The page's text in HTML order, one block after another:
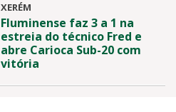
XERÉM
Fluminense faz 3 a 1 na
estreia do técnico Fred e
abre Carioca Sub-20 com
vitória